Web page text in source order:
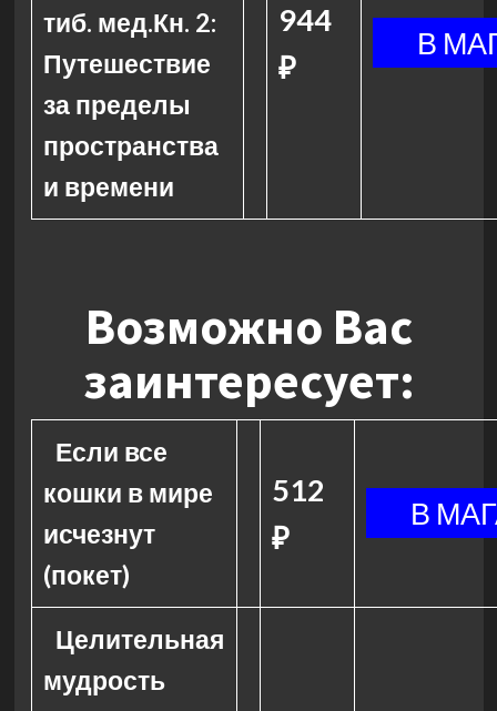
тиб. мед.Кн. 2:
Путешествие
за пределы
пространства
и времени
944
₽
Возможно Вас
заинтересует:
Если все
кошки в мире
исчезнут
(покет)
512
₽
Целительная
мудрость